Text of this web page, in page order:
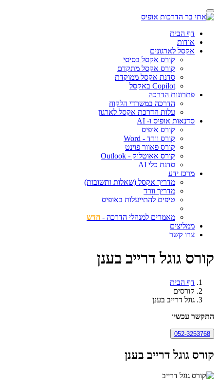
דף הבית
אודות
אקסל לארגונים
קורס אקסל בסיסי
קורס אקסל מתקדם
סדנת אקסל ממוקדת
Copilot באקסל
פתרונות הדרכה
הדרכה במשרדי הלקוח
עלות הדרכת אקסל לארגון
סדנאות אופיס ו- AI
קורס אופיס
קורס וורד - Word
קורס פאוור פוינט
קורס אאוטלוק - Outlook
סדנת כלי AI
מרכז ידע
מדריך אקסל (שאלות ותשובות)
מדריך וורד
טיפים להתייעלות באופיס
מאמרים למנהלי הדרכה - חדש
ממליצים
צרו קשר
קורס גוגל דרייב בענן
דף הבית
קורסים
גוגל דרייב בענן
התקשר עכשיו
052-3253768
קורס גוגל דרייב בענן